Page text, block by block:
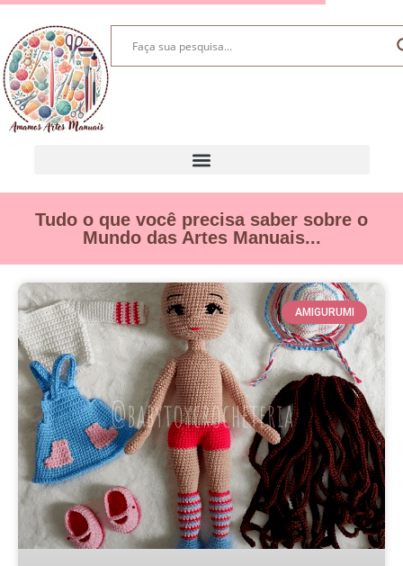
Tudo o que você precisa saber sobre o
Mundo das Artes Manuais...
AMIGURUMI